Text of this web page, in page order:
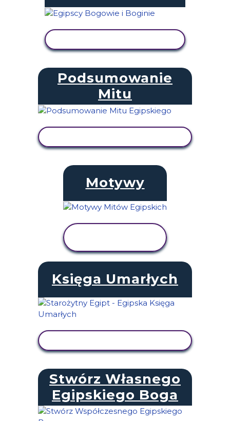
Podsumowanie
Mitu
Motywy
Księga Umarłych
Stwórz Własnego
Egipskiego Boga